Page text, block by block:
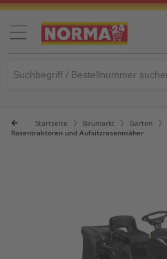
Startseite Baumarkt Garten
Rasentraktoren und Aufsitzrasenmäher